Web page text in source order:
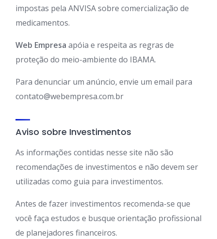
impostas pela ANVISA sobre comercialização de
medicamentos.
Web Empresa apóia e respeita as regras de
proteção do meio-ambiente do IBAMA.
Para denunciar um anúncio, envie um email para
contato@webempresa.com.br
Aviso sobre Investimentos
As informações contidas nesse site não são
recomendações de investimentos e não devem ser
utilizadas como guia para investimentos.
Antes de fazer investimentos recomenda-se que
você faça estudos e busque orientação profissional
de planejadores financeiros.